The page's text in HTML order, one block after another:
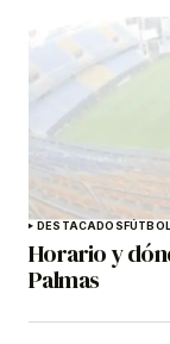
DESTACADOSFÚTBOL
Horario y
Palmas